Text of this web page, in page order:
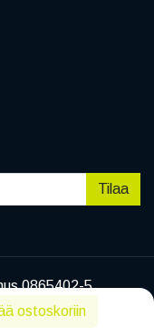
ostoskoriin
Tilaa
0865402-5